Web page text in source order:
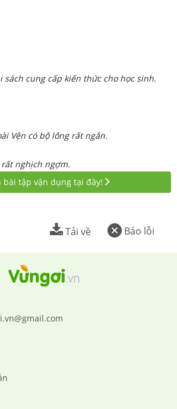
sách cung cấp kiến thức cho học sinh.
Vện có bộ lông rất ngắn.
nghịch ngợm.
bài tập vận dụng tại đây!
Báo lỗi
Tải về